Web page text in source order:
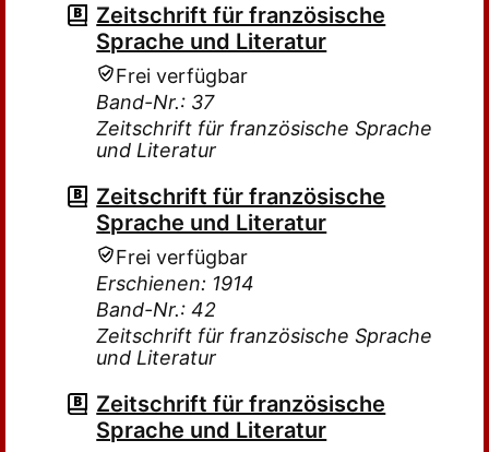
Zeitschrift für französische
Sprache und Literatur
Frei verfügbar
Band-Nr.: 37
Zeitschrift für französische Sprache
und Literatur
Zeitschrift für französische
Sprache und Literatur
Frei verfügbar
Erschienen: 1914
Band-Nr.: 42
Zeitschrift für französische Sprache
und Literatur
Zeitschrift für französische
Sprache und Literatur